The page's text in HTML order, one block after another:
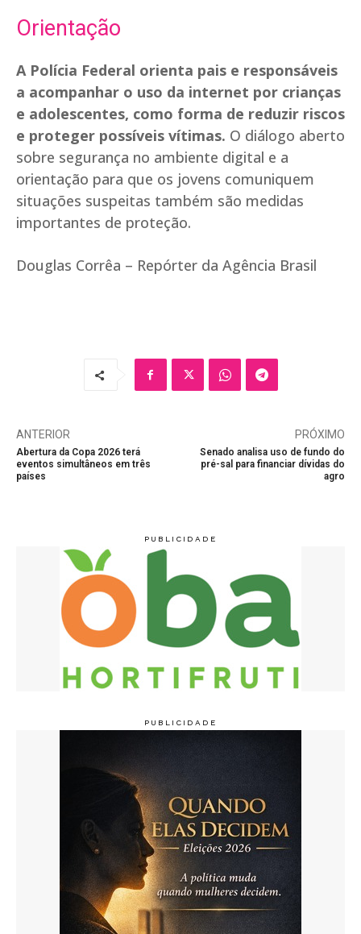
Orientação
A Polícia Federal orienta pais e responsáveis
a acompanhar o uso da internet por crianças
e adolescentes, como forma de reduzir riscos
e proteger possíveis vítimas. O diálogo aberto
sobre segurança no ambiente digital e a
orientação para que os jovens comuniquem
situações suspeitas também são medidas
importantes de proteção.
Douglas Corrêa – Repórter da Agência Brasil
ANTERIOR
Abertura da Copa 2026 terá
eventos simultâneos em três
países
PRÓXIMO
Senado analisa uso de fundo do
pré-sal para financiar dívidas do
agro